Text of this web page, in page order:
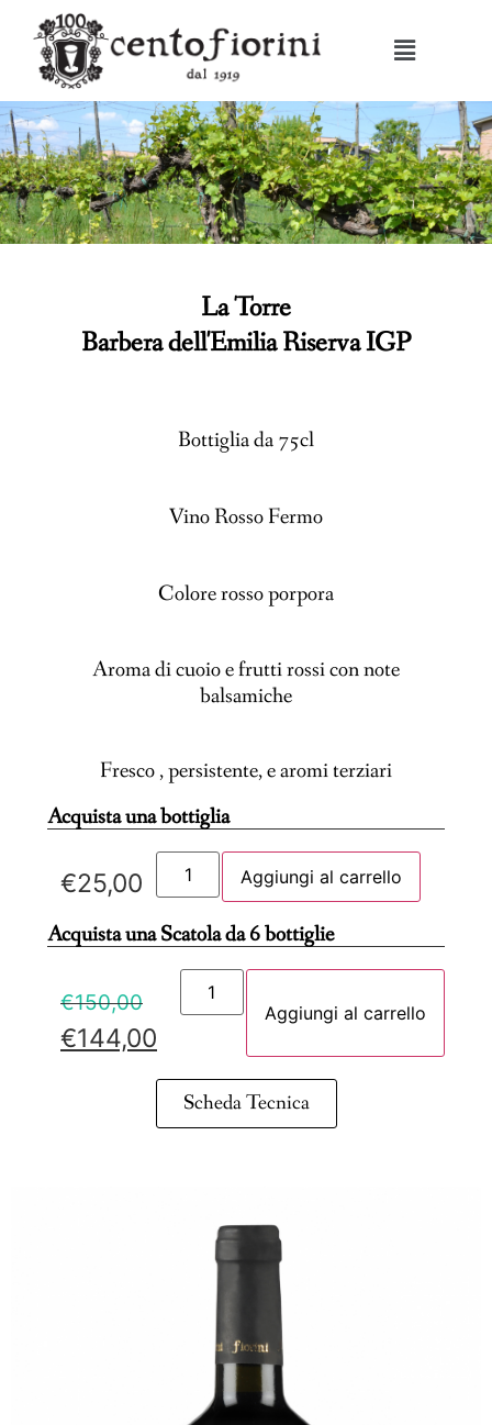
La Torre
Barbera dell'Emilia Riserva IGP
Bottiglia da 75cl
Vino Rosso Fermo
Colore rosso porpora
Aroma di cuoio e frutti rossi con note
balsamiche
Fresco , persistente, e aromi terziari
Acquista una bottiglia
€25,00 Aggiungi al carrello
Acquista una Scatola da 6 bottiglie
€150,00
€144,00
Aggiungi al carrello
Scheda Tecnica